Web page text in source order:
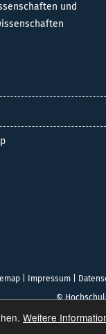
Weitere
und
Impressum
©